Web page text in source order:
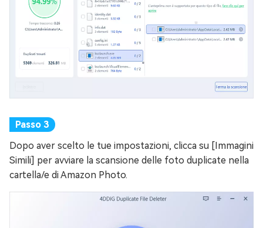
Dopo aver scelto le tue impostazioni, clicca su [Immagini
Simili] per avviare la scansione delle foto duplicate nella
cartella/e di Amazon Photo.